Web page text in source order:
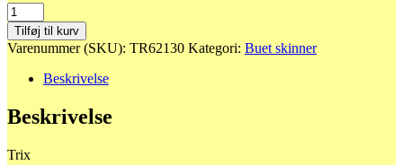
62130
Kurvespor
R1
=
360,0
/
30
antal
Tilføj til kurv
Varenummer (SKU): TR62130 Kategori: Buet skinner
Beskrivelse
Beskrivelse
Trix